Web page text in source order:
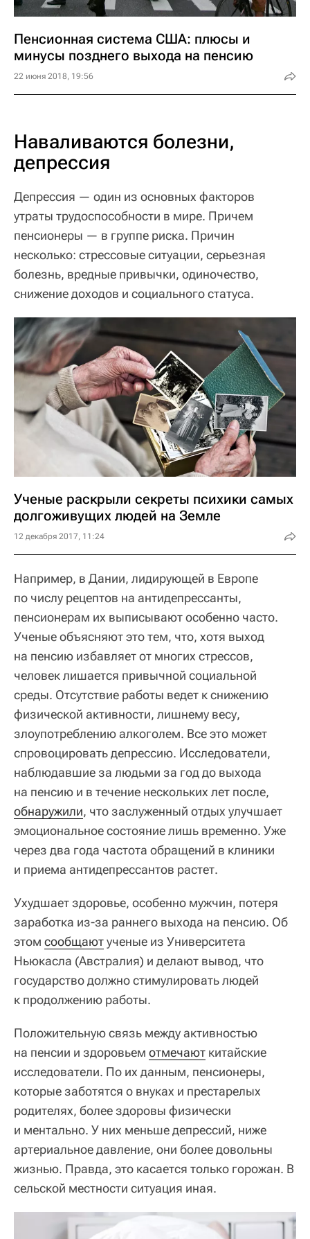
Пенсионная система США: плюсы и
минусы позднего выхода на пенсию
22 июня 2018, 19:56
Наваливаются болезни,
депрессия
Депрессия — один из основных факторов
утраты трудоспособности в мире. Причем
пенсионеры — в группе риска. Причин
несколько: стрессовые ситуации, серьезная
болезнь, вредные привычки, одиночество,
снижение доходов и социального статуса.
Ученые раскрыли секреты психики самых
долгоживущих людей на Земле
12 декабря 2017, 11:24
Например, в Дании, лидирующей в Европе
по числу рецептов на антидепрессанты,
пенсионерам их выписывают особенно часто.
Ученые объясняют это тем, что, хотя выход
на пенсию избавляет от многих стрессов,
человек лишается привычной социальной
среды. Отсутствие работы ведет к снижению
физической активности, лишнему весу,
злоупотреблению алкоголем. Все это может
спровоцировать депрессию. Исследователи,
наблюдавшие за людьми за год до выхода
на пенсию и в течение нескольких лет после,
обнаружили, что заслуженный отдых улучшает
эмоциональное состояние лишь временно. Уже
через два года частота обращений в клиники
и приема антидепрессантов растет.
Ухудшает здоровье, особенно мужчин, потеря
заработка из-за раннего выхода на пенсию. Об
этом сообщаютученые из Университета
Ньюкасла (Австралия) и делают вывод, что
государство должно стимулировать людей
к продолжению работы.
Положительную связь между активностью
на пенсии и здоровьем отмечают китайские
исследователи. По их данным, пенсионеры,
которые заботятся о внуках и престарелых
родителях, более здоровы физически
и ментально. У них меньше депрессий, ниже
артериальное давление, они более довольны
жизнью. Правда, это касается только горожан. В
сельской местности ситуация иная.